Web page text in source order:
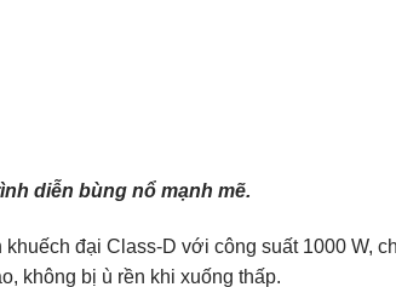
diễn bùng nổ mạnh mẽ.
đại Class-D với công suất 1000 W,
không bị ù rền khi xuống thấp.